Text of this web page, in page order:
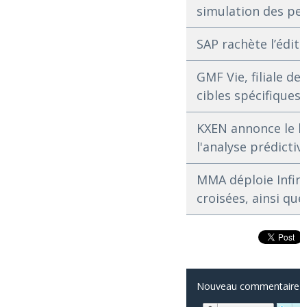
simulation des
SAP rachète
GMF Vie, filiale
cibles
KXEN annonce
l'analyse
MMA déploie
croisées, ainsi
Nouveau commentaire